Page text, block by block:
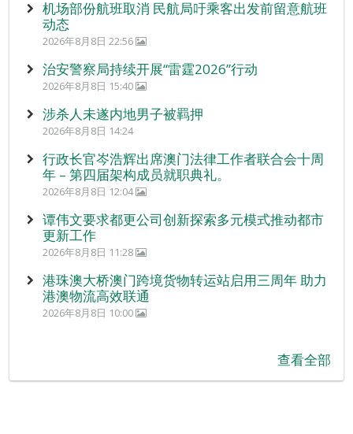
机场部份航班取消 民航局吁乘客出发前留意航班
动态
2026年8月8日 22:56
治安警察局持续开展“雷霆2026”行动
2026年8月8日 15:40
涉杀人未遂内地男子被羁押
2026年8月8日 14:24
行政长官岑浩辉出席澳门法律工作者联合会十周
年 – 第四届架构成员就职典礼。
2026年8月8日 12:04
谭伟文要求都更公司创新探索多元模式推动都市
更新工作
2026年8月8日 11:28
港珠澳大桥澳门跨境货物转运站启用三周年 助力
港澳物流高效联通
2026年8月8日 10:00
查看全部